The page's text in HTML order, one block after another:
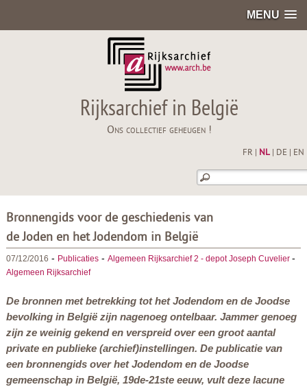
MENU
Rijksarchief in België
Ons collectief geheugen !
FR NL| DE EN
Bronnengids voor de geschiedenis van
de Joden en het Jodendom in België
07/12/2016 - Publicaties- Algemeen Rijksarchief 2 - depot Joseph Cuvelier -
Algemeen Rijksarchief
De bronnen met betrekking tot het Jodendom en de Joodse
bevolking in België zijn nagenoeg ontelbaar. Jammer genoeg
zijn ze weinig gekend en verspreid over een groot aantal
private en publieke (archief)instellingen. De publicatie van
een bronnengids over het Jodendom en de Joodse
gemeenschap in België, 19de-21ste eeuw, vult deze lacune